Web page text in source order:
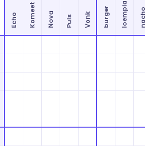
Echo Komeet Nova Puls Vonk burger loempia